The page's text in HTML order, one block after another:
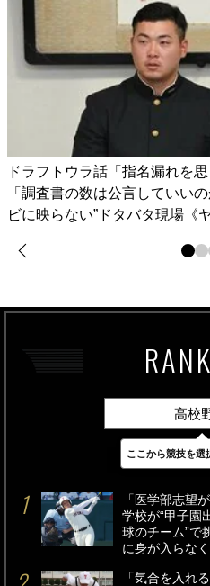
ドラフトウラ話「指名漏れを
「調査書の数は公言していい
ビに映らない”ドタバタ現場《
高校
最新 24時
「医学部志望
学校が“甲子園
球のチーム”で
に身が入らなく
「気合を入れ
ここから競技を選